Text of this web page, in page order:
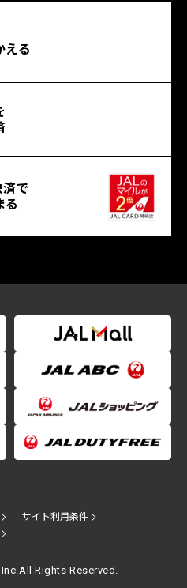
える
で
る
サイト利用条件
Rights Reserved.